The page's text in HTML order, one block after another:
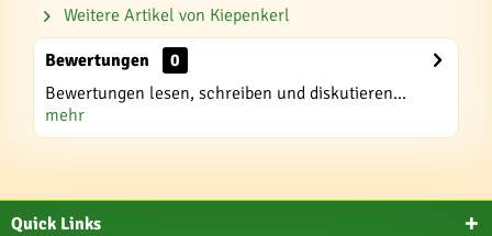
Weitere Artikel von Kiepenkerl
Bewertungen
0
Bewertungen lesen, schreiben und diskutieren...
mehr
Quick Links